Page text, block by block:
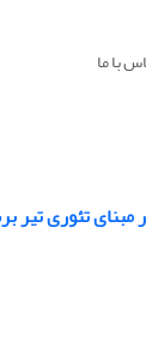
با ما
مبنای تئوری